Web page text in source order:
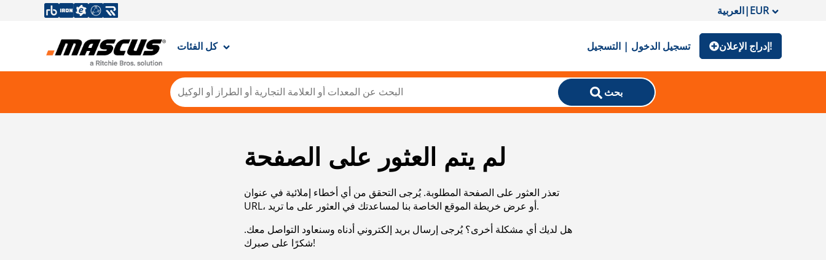
العربية|EUR
كل الفئات تسجيل الدخول | التسجيل إدراج الإعلان!
بحث
لم يتم العثور على الصفحة
تعذر العثور على الصفحة المطلوبة. يُرجى التحقق من أي أخطاء إملائية في عنوان
URL، أو عرض خريطة الموقع الخاصة بنا لمساعدتك في العثور على ما تريد.
هل لديك أي مشكلة أخرى؟ يُرجى إرسال بريد إلكتروني أدناه وسنعاود التواصل معك.
شكرًا على صبرك!